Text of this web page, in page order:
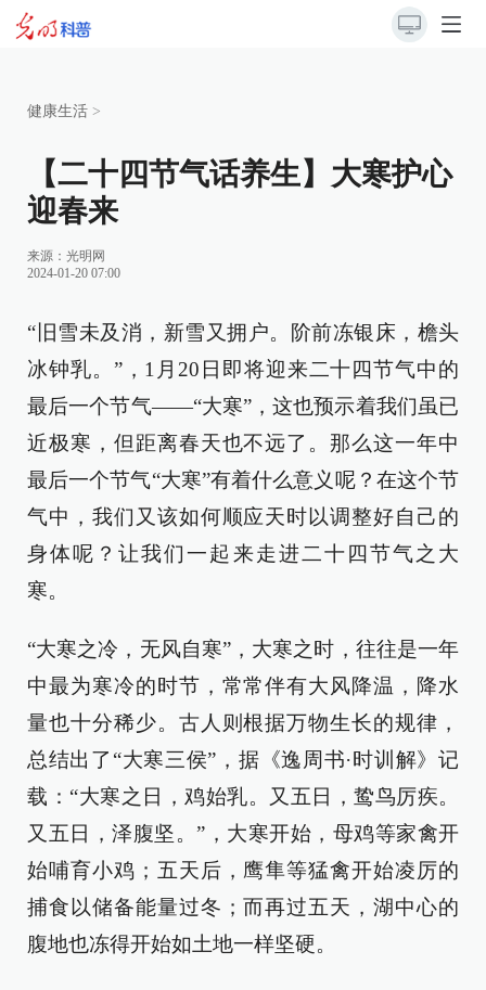
健康生活 >
【二十四节气话养生】大寒护心
迎春来
来源：光明网
2024-01-20 07:00
“旧雪未及消，新雪又拥户。阶前冻银床，檐头
冰钟乳。”，1月20日即将迎来二十四节气中的
最后一个节气——“大寒”，这也预示着我们虽已
近极寒，但距离春天也不远了。那么这一年中
最后一个节气“大寒”有着什么意义呢？在这个节
气中，我们又该如何顺应天时以调整好自己的
身体呢？让我们一起来走进二十四节气之大
寒。
“大寒之冷，无风自寒”，大寒之时，往往是一年
中最为寒冷的时节，常常伴有大风降温，降水
量也十分稀少。古人则根据万物生长的规律，
总结出了“大寒三侯”，据《逸周书·时训解》记
载：“大寒之日，鸡始乳。又五日，鸷鸟厉疾。
又五日，泽腹坚。”，大寒开始，母鸡等家禽开
始哺育小鸡；五天后，鹰隼等猛禽开始凌厉的
捕食以储备能量过冬；而再过五天，湖中心的
腹地也冻得开始如土地一样坚硬。